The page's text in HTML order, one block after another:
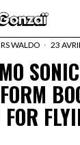
WALDO 23
SONIC